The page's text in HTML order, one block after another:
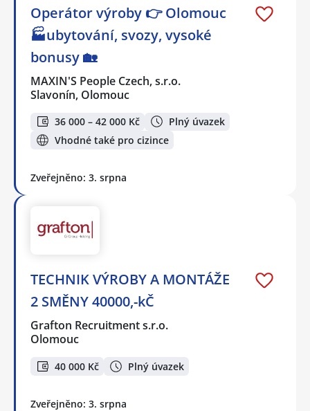
Operátor výroby 👉 Olomouc
🏭ubytování, svozy, vysoké
bonusy 🏡
MAXIN'S People Czech, s.r.o.
Slavonín, Olomouc
36 000 – 42 000 Kč
Plný úvazek
Vhodné také pro cizince
Zveřejněno: 3. srpna
TECHNIK VÝROBY A MONTÁŽE
2 SMĚNY 40000,-kČ
Grafton Recruitment s.r.o.
Olomouc
40 000 Kč Plný úvazek
Zveřejněno: 3. srpna